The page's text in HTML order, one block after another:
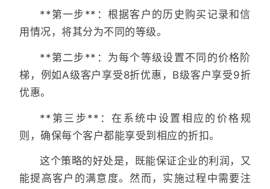
**第一步**：根据客户的历史购买记录和信
用情况，将其分为不同的等级。
**第二步**：为每个等级设置不同的价格阶
梯，例如A级客户享受8折优惠，B级客户享受9折
优惠。
**第三步**：在系统中设置相应的价格规
则，确保每个客户都能享受到相应的折扣。
这个策略的好处是，既能保证企业的利润，又
能提高客户的满意度。然而，实施过程中需要注